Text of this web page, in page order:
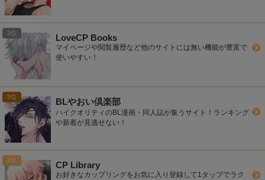
LoveCP Books
マイページや閲覧履歴など他のサイトには無い機能が豊富で
使いやすい！
BLやおい倶楽部
ハイクオリティのBL漫画・同人誌が集うサイト！ランキング
や新着が見逃せない！
CP Library
お好きなカップリングをお気に入り登録して1タップでラク